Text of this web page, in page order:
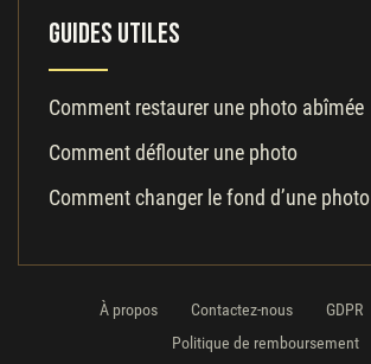
Guides utiles
Comment restaurer une photo abîmée
Comment déflouter une photo
Comment changer le fond d’une photo
À propos Contactez-nous GDPR
Politique de remboursement